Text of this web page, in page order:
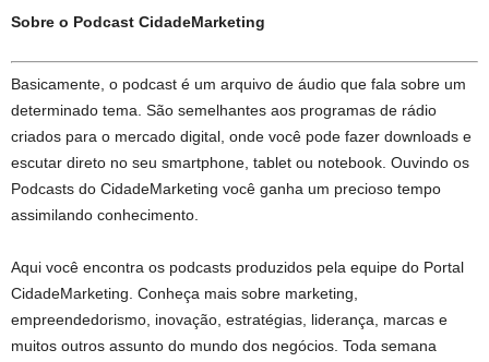
Sobre o Podcast CidadeMarketing
Basicamente, o podcast é um arquivo de áudio que fala sobre um
determinado tema. São semelhantes aos programas de rádio
criados para o mercado digital, onde você pode fazer downloads e
escutar direto no seu smartphone, tablet ou notebook. Ouvindo os
Podcasts do CidadeMarketing você ganha um precioso tempo
assimilando conhecimento.
Aqui você encontra os podcasts produzidos pela equipe do Portal
CidadeMarketing. Conheça mais sobre marketing,
empreendedorismo, inovação, estratégias, liderança, marcas e
muitos outros assunto do mundo dos negócios. Toda semana